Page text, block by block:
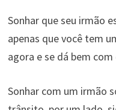
Sonhar que seu irmão
apenas que você tem
agora e se dá bem com
Sonhar com um irmão